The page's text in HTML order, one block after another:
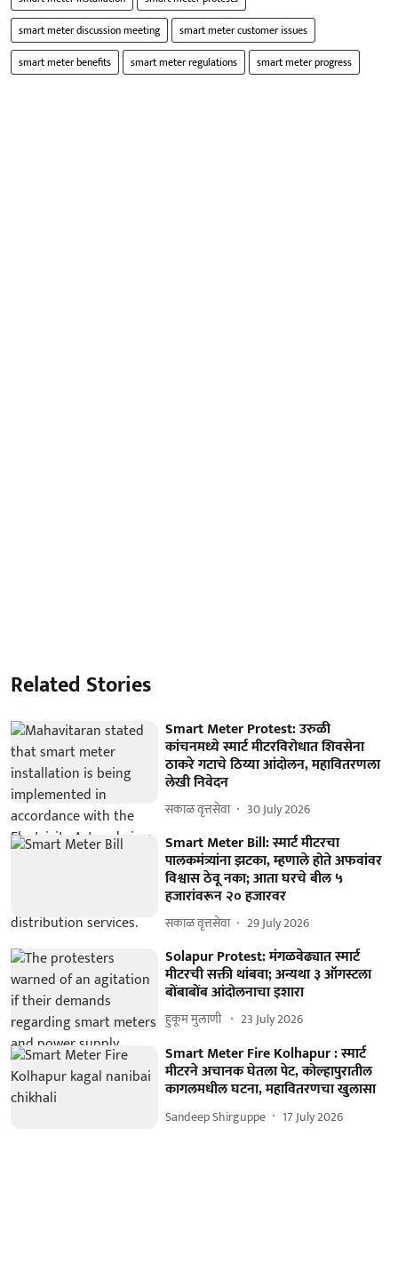
smart meter discussion meeting
smart meter customer issues
smart meter benefits
smart meter regulations smart meter progress
Related Stories
Smart Meter Protest: उरुळी
कांचनमध्ये स्मार्ट मीटरविरोधात शिवसेना
ठाकरे गटाचे ठिय्या आंदोलन, महावितरणला
लेखी निवेदन
सकाळ वृत्तसेवा 30 July 2026
Smart Meter Bill: स्मार्ट मीटरचा
पालकमंत्र्यांना झटका, म्हणाले होते अफवांवर
विश्वास ठेवू नका; आता घरचे बील ५
हजारांवरून २० हजारवर
सकाळ वृत्तसेवा 29 July 2026
Solapur Protest: मंगळवेढ्यात स्मार्ट
मीटरची सक्ती थांबवा; अन्यथा ३ ऑगस्टला
बोंबाबोंब आंदोलनाचा इशारा
हुकूम मुलाणी ​ 23 July 2026
Smart Meter Fire Kolhapur : स्मार्ट
मीटरने अचानक घेतला पेट, कोल्हापुरातील
कागलमधील घटना, महावितरणचा खुलासा
Sandeep Shirguppe 17 July 2026